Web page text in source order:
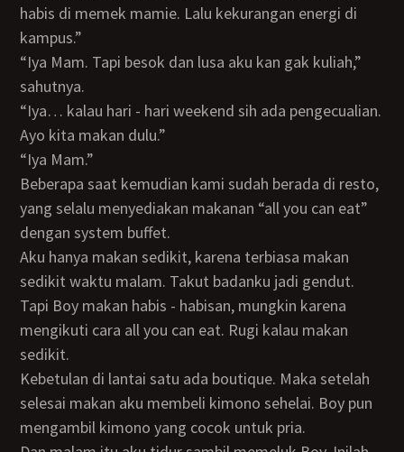
habis di memek mamie. Lalu kekurangan energi di
kampus.”
“Iya Mam. Tapi besok dan lusa aku kan gak kuliah,”
sahutnya.
“Iya… kalau hari - hari weekend sih ada pengecualian.
Ayo kita makan dulu.”
“Iya Mam.”
Beberapa saat kemudian kami sudah berada di resto,
yang selalu menyediakan makanan “all you can eat”
dengan system buffet.
Aku hanya makan sedikit, karena terbiasa makan
sedikit waktu malam. Takut badanku jadi gendut.
Tapi Boy makan habis - habisan, mungkin karena
mengikuti cara all you can eat. Rugi kalau makan
sedikit.
Kebetulan di lantai satu ada boutique. Maka setelah
selesai makan aku membeli kimono sehelai. Boy pun
mengambil kimono yang cocok untuk pria.